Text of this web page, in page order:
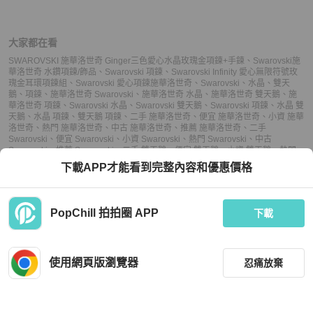
大家都在看
SWAROVSKI 施華洛世奇 Ginger三色愛心水晶玫瑰金項鍊+手鍊 、 Swarovski施
華洛世奇 水鑽項鍊/飾品 、 Swarovski 項鍊 、 Swarovski Infinity 愛心無限符號玫
瑰金耳環項鍊組 、 Swarovski 愛心項鍊施華洛世奇 、 Swarovski 、 水晶 、 雙天
鵝 、 項鍊 、 施華洛世奇 Swarovski 、 施華洛世奇 水晶 、 施華洛世奇 雙天鵝 、 施
華洛世奇 項鍊 、 Swarovski 水晶 、 Swarovski 雙天鵝 、 Swarovski 項鍊 、 水晶 雙
天鵝 、 水晶 項鍊 、 雙天鵝 項鍊 、 二手 施華洛世奇 、 便宜 施華洛世奇 、 小資 施華
洛世奇 、 熱門 施華洛世奇 、 中古 施華洛世奇 、 推薦 施華洛世奇 、 二手
Swarovski 、 便宜 Swarovski 、 小資 Swarovski 、 熱門 Swarovski 、 中古
Swarovski、推薦 Swarovski、二手 雙天鵝、便宜 雙天鵝、小資 雙天鵝、熱門
中古 雙天鵝 、推薦 雙天鵝、二手 項鍊 、便宜 項鍊、小資 項鍊
中古 項鍊 、推薦 項鍊
下載APP才能看到完整內容和優惠價格
PopChill 拍拍圈 APP 下載
使用網頁版瀏覽器 忍痛放棄